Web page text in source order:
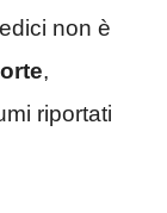
non è
,
riportati